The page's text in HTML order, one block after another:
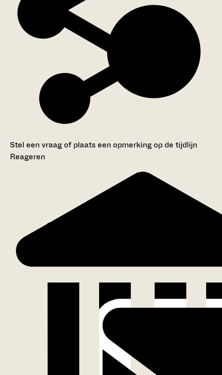
Stel een vraag of plaats een opmerking op de tijdlijn
Reageren